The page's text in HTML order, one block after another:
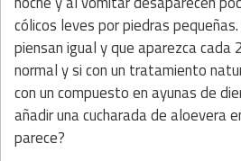
cólicos leves por piedras
piensan igual y que aparezca cada
normal y si con un tratamiento
con un compuesto en ayunas de
añadir una cucharada de aloevera
parece?